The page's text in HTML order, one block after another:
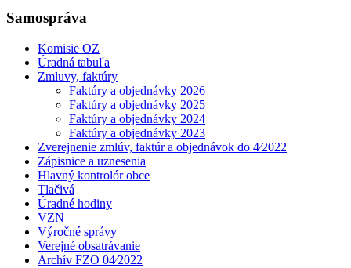
Samospráva
Komisie OZ
Úradná tabuľa
Zmluvy, faktúry
Faktúry a objednávky 2026
Faktúry a objednávky 2025
Faktúry a objednávky 2024
Faktúry a objednávky 2023
Zverejnenie zmlúv, faktúr a objednávok do 4⁄2022
Zápisnice a uznesenia
Hlavný kontrolór obce
Tlačivá
Úradné hodiny
VZN
Výročné správy
Verejné obsatrávanie
Archív FZO 04⁄2022